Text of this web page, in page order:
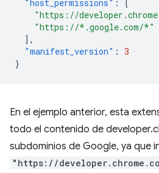
"host_permissions" :
[
"https://
"https://*.google.com/*"
],
"manifest_version" : 3
}
En el ejemplo anterior, esta
todo el contenido de
subdominios de Google, ya que
"https://